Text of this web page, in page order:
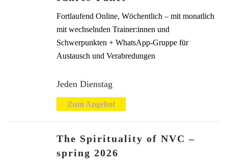
Fortlaufend Online, Wöchentlich – mit monatlich
mit wechselnden Trainer:innen und
Schwerpunkten + WhatsApp-Gruppe für
Austausch und Verabredungen
Jeden Dienstag
Zum Angebot
The Spirituality of NVC –
spring 2026